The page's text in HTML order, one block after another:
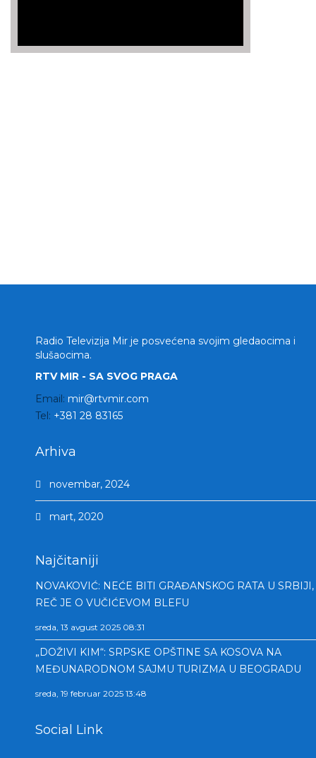
Radio Televizija Mir je posvećena svojim gledaocima i
slušaocima.
RTV MIR - SA SVOG PRAGA
Email: mir@rtvmir.com
Tel: +381 28 83165
Arhiva
novembar, 2024
mart, 2020
Najčitaniji
NOVAKOVIĆ: NEĆE BITI GRAĐANSKOG RATA U SRBIJI,
REČ JE O VUČIĆEVOM BLEFU
sreda, 13 avgust 2025 08:31
„DOŽIVI KIM“: SRPSKE OPŠTINE SA KOSOVA NA
MEĐUNARODNOM SAJMU TURIZMA U BEOGRADU
sreda, 19 februar 2025 13:48
Social Link